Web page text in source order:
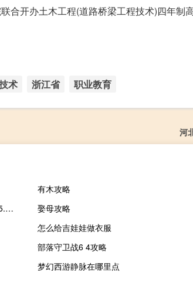
合开办土木工程(道路桥梁工程技术)四年制
术 浙江省 职业教育
河
有木攻略
E影安全智能浏览器 2015.003 官方最新版（E影安全智能浏览器 2015.003 官方最新版功能简介）
娶母攻略
怎么给吉娃娃做衣服
部落守卫战6 4攻略
梦幻西游静脉在哪里点